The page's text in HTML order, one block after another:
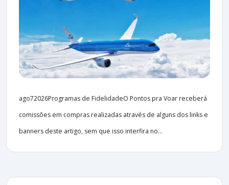
ago72026Programas de FidelidadeO Pontos pra Voar receberá
comissões em compras realizadas através de alguns dos links e
banners deste artigo, sem que isso interfira no...